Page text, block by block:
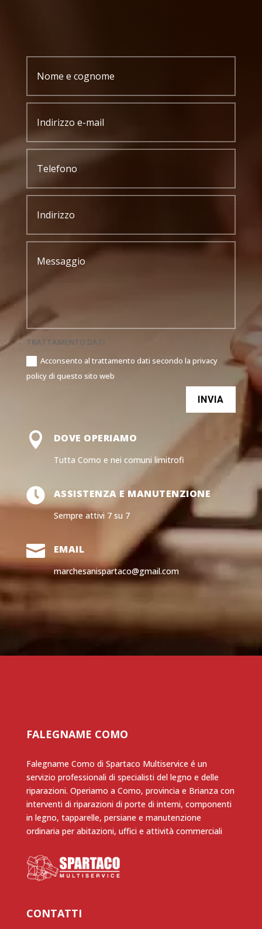
TRATTAMENTO DATI
Acconsento al trattamento dati secondo la privacy
policy di questo sito web
INVIA
 DOVE OPERIAMO
Tutta Como e nei comuni limitrofi
 ASSISTENZA E MANUTENZIONE
Sempre attivi 7 su 7
 EMAIL
marchesanispartaco@gmail.com
FALEGNAME COMO
Falegname Como di Spartaco Multiservice é un
servizio professionali di specialisti del legno e delle
riparazioni. Operiamo a Como, provincia e Brianza con
interventi di riparazioni di porte di interni, componenti
in legno, tapparelle, persiane e manutenzione
ordinaria per abitazioni, uffici e attività commerciali
CONTATTI